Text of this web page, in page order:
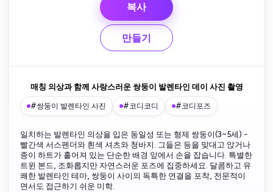
복사
만들기
매칭 의상과 함께 사랑스러운 쌍둥이 발렌타인 데이 사진 촬영
#쌍둥이 발렌타인 사진 #코디코디 #코디포즈
일치하는 발렌타인 의상을 입은 동일성 또는 형제 쌍둥이(3~5세) -
빨간색 서스펜더와 흰색 셔츠와 청바지. 그들은 등을 맞대고 앉거나
종이 하트가 흩어져 있는 단순한 배경 앞에서 손을 잡습니다. 특별한
트윈 본드, 조화롭지만 자연스러운 포즈에 집중하세요. 달콤하고 유
쾌한 발렌타인 테마, 쌍둥이 사이의 독특한 연결을 포착, 전문적이
면서도 접근하기 쉬운 미학.